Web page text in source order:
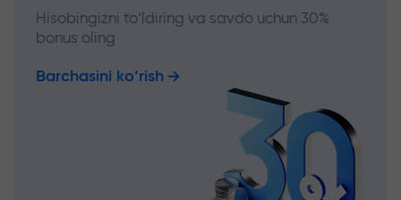
Hisobingizni to‘ldiring va savdo uchun 30%
bonus oling
Barchasini ko‘rish